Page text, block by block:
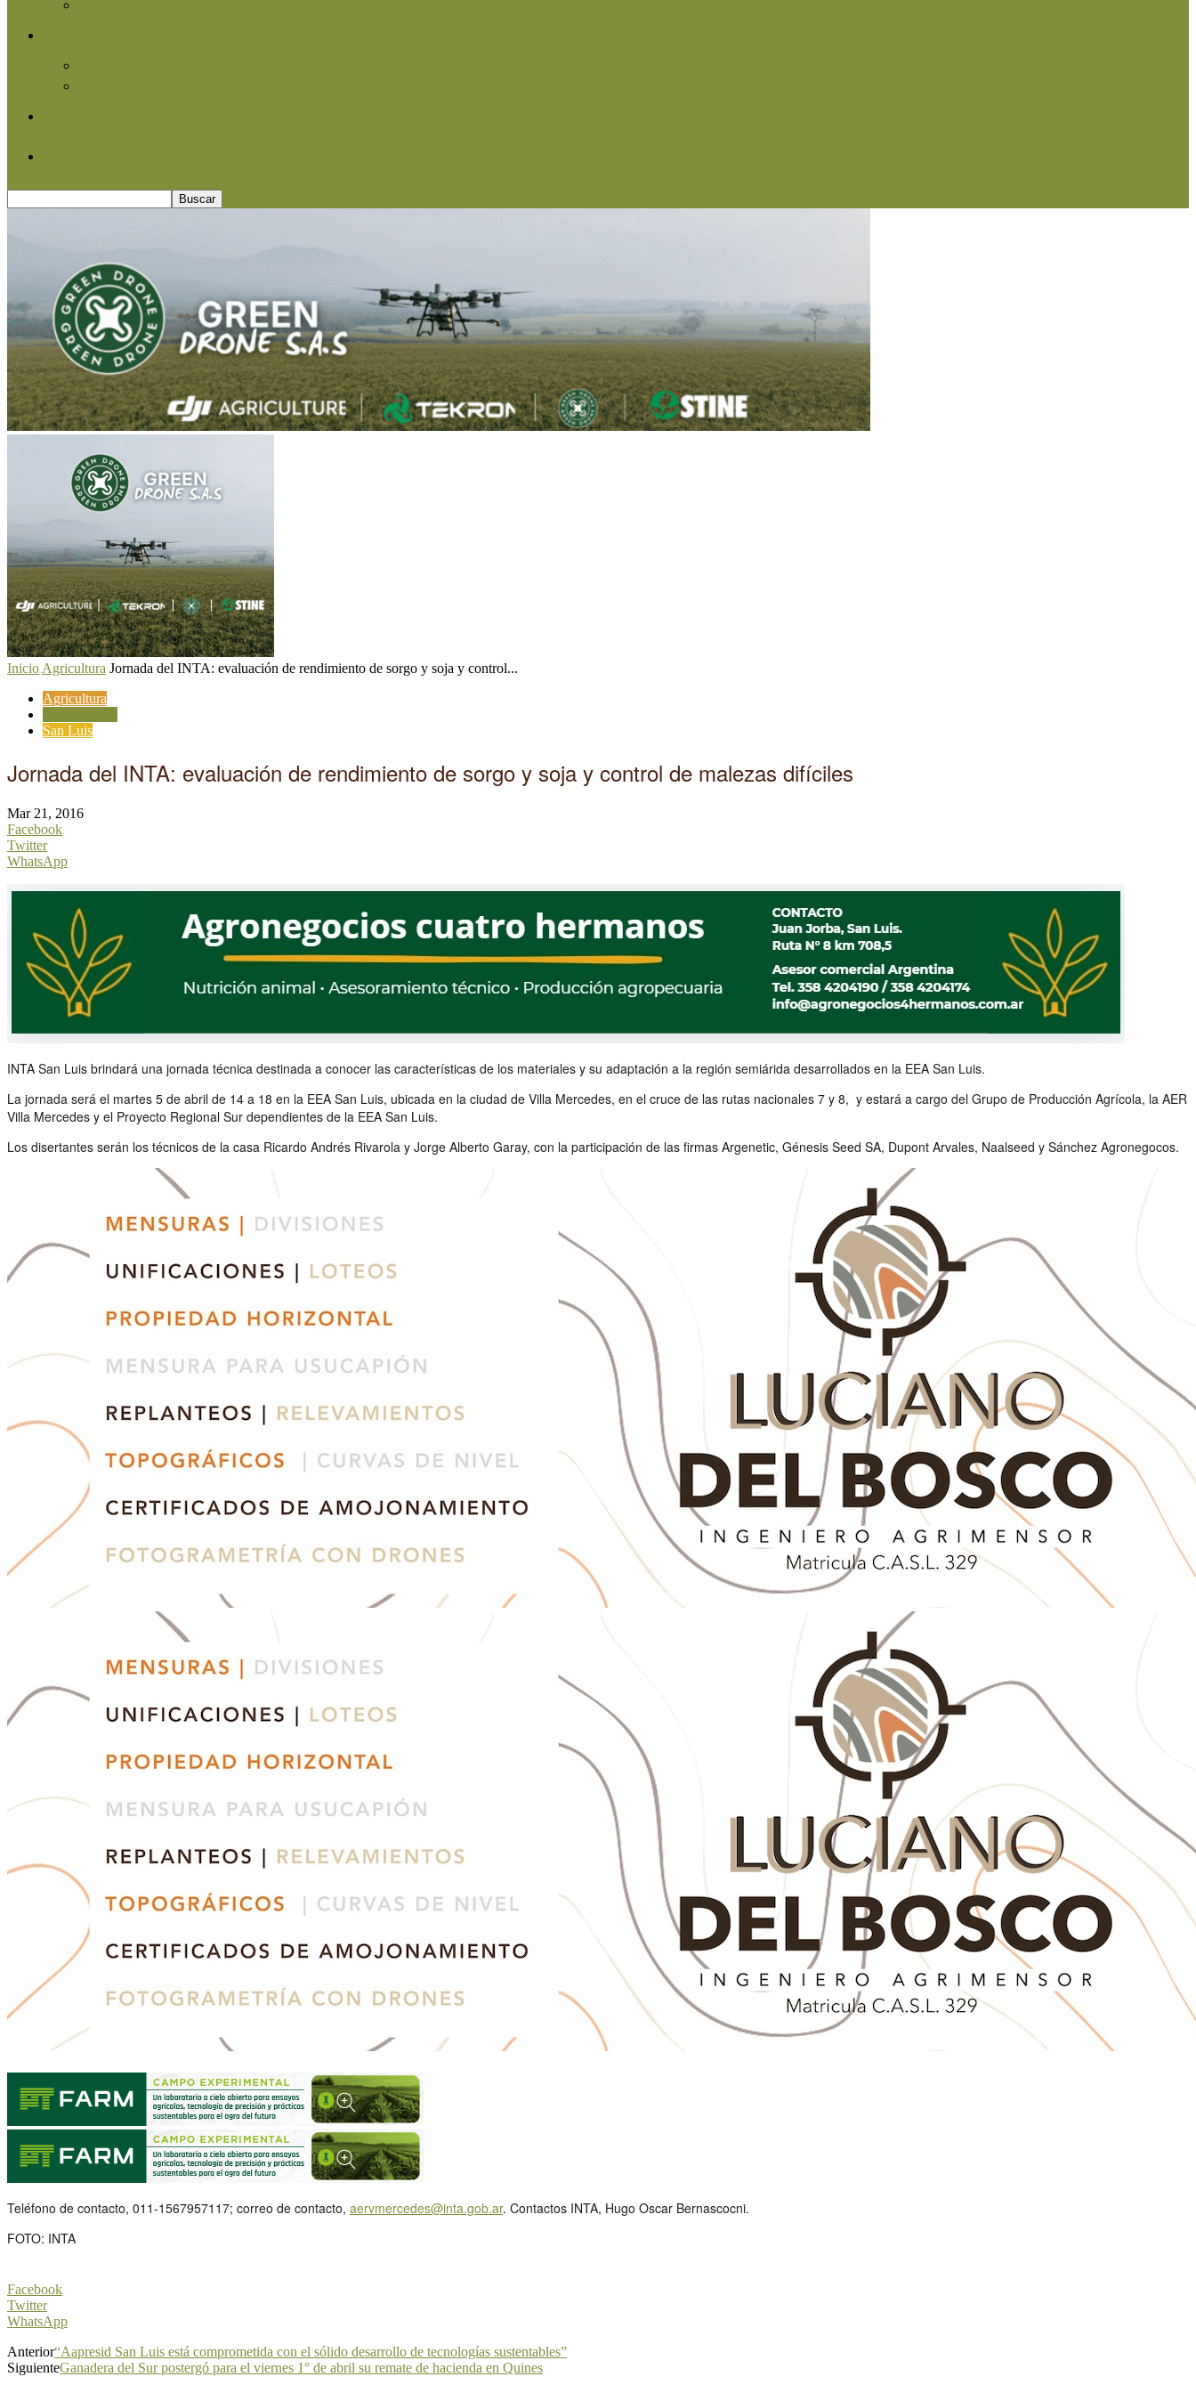
Inicio Agricultura Jornada del INTA: evaluación de rendimiento de sorgo y soja y control...
Agricultura
San Luis
Jornada del INTA: evaluación de rendimiento de sorgo y soja y control de malezas difíciles
Mar 21, 2016
Facebook
Twitter
WhatsApp
INTA San Luis brindará una jornada técnica destinada a conocer las características de los materiales y su adaptación a la región semiárida desarrollados en la EEA San Luis.
La jornada será el martes 5 de abril de 14 a 18 en la EEA San Luis, ubicada en la ciudad de Villa Mercedes, en el cruce de las rutas nacionales 7 y 8, y estará a cargo del Grupo de Producción Agrícola, la AER
Villa Mercedes y el Proyecto Regional Sur dependientes de la EEA San Luis.
Los disertantes serán los técnicos de la casa Ricardo Andrés Rivarola y Jorge Alberto Garay, con la participación de las firmas Argenetic, Génesis Seed SA, Dupont Arvales, Naalseed y Sánchez Agronegocos.
Teléfono de contacto, 011-1567957117; correo de contacto, aervmercedes@inta.gob.ar. Contactos INTA, Hugo Oscar Bernascocni.
FOTO: INTA
Facebook
Twitter
WhatsApp
Anterior“Aapresid San Luis está comprometida con el sólido desarrollo de tecnologías sustentables”
SiguienteGanadera del Sur postergó para el viernes 1° de abril su remate de hacienda en Quines